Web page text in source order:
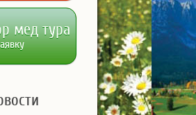
мед тура